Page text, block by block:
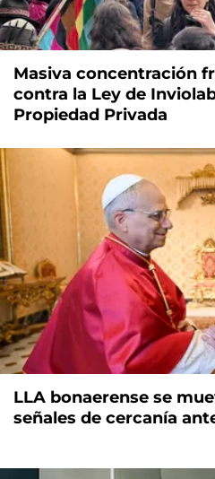
Masiva concentración
contra la Ley de
Propiedad Privada
LLA bonaerense se
señales de cercanía